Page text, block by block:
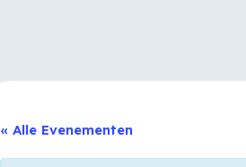
« Alle Evenementen